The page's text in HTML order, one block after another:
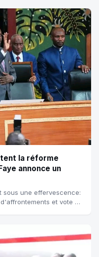
la réforme
annonce un
sous une effervescence:
et vote à